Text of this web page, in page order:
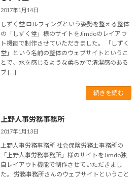
2017年1月14日
しずく堂 ロルフィングという姿勢を整える整体
の「しずく堂」様のサイトをJimdoのレイアウ
ト機能で制作させていただきました。 「しずく
堂」という名前の整体のウェブサイトというこ
とで、水を感じるような柔らかで清潔感のある
ブ […]
続きを読む
上野人事労務事務所
2017年1月13日
上野人事労務事務所 社会保険労務士事務所の
「上野人事労務事務所」様のサイトをJimdo独
自レイアウト機能で制作させていただきまし
た。 労務事務所さんのウェブサイトということ